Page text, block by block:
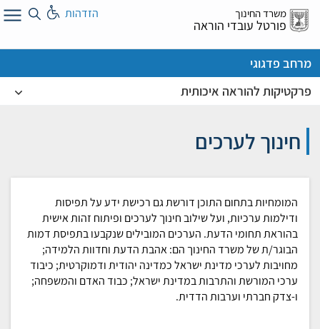
דלג
אל
משרד החינוך
פורטל עובדי הוראה
הזדהות
מרחב פדגוגי
פרקטיקות להוראה איכותית
חינוך לערכים
המומחיות בתחום התוכן דורשת גם רכישת ידע על תפיסות
ודילמות ערכיות, ועל שילוב חינוך לערכים ופיתוח זהות אישית
בהוראת תחומי הדעת. הערכים המובילים שנקבעו בתפיסת דמות
הבוגר/ת של משרד החינוך הם: אהבת הדעת וחדוות הלמידה;
מחויבות לערכי מדינת ישראל כמדינה יהודית ודמוקרטית; כיבוד
ערכי המורשת והתרבות במדינת ישראל; כבוד האדם והמשפחה;
ו-צדק חברתי וערבות הדדית.